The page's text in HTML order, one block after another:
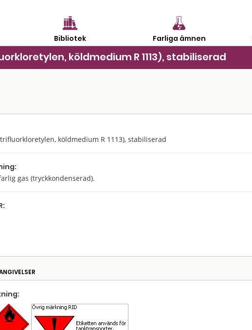
Bibliotek Farliga ämnen
köldmedium R 1113), stabiliserad
köldmedium R 1113), stabiliserad
gas (tryckkondenserad).